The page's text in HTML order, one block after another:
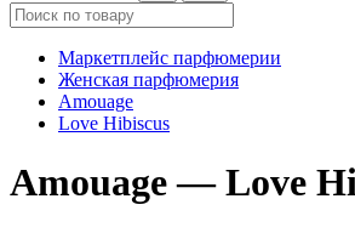
Маркетплейс парфюмерии
Женская парфюмерия
Amouage
Love Hibiscus
Amouage — Love